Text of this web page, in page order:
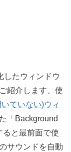
したウィンドウ
紹介します、使
ていない)ウィ
「Background
ると最前面で使
サウンドを自動